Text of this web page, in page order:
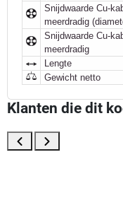
Snijdwaarde Cu-
meerdradig
Snijdwaarde Cu-
meerdradig
Lengte
Gewicht netto
Klanten die dit